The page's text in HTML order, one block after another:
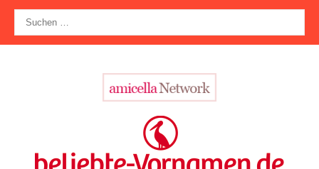
Zum
Inhalt
springen
nach: